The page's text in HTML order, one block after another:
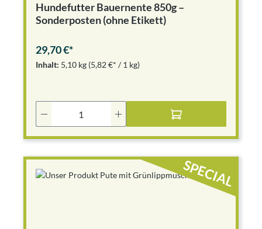
Hundefutter Bauernente 850g –
Sonderposten (ohne Etikett)
29,70 €*
Inhalt: 5,10 kg (5,82 €* / 1 kg)
Produkt Anzahl: Gib den gewünschten
SPECIAL